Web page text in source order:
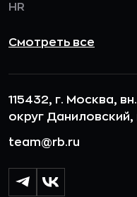
HR
Смотреть все
115432, г. Москва,
округ Даниловский,
team@rb.ru